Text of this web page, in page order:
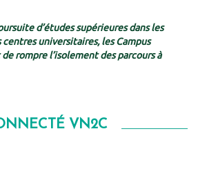
d’études supérieures dans les
universitaires, les Campus
rompre l’isolement des parcours à
VN2C